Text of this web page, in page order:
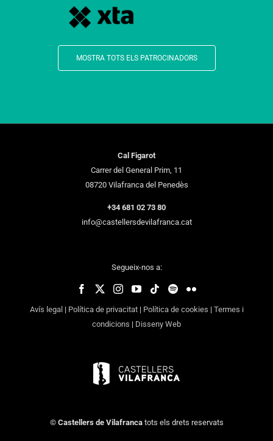
MOSTRA TOTS ELS PATROCINADORS
Cal Figarot
Carrer del General Prim, 11
08720 Vilafranca del Penedès
+34 681 02 73 80
info@castellersdevilafranca.cat
Segueix-nos a:
Avís legal | Política de privacitat| Política de cookies | Termes i
condicions | Disseny Web
© Castellers de Vilafrancatots els drets reservats